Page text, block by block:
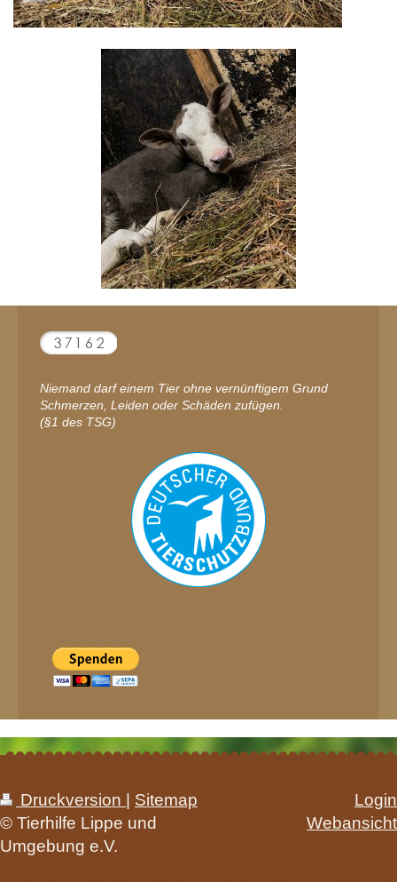
Niemand darf einem Tier ohne vernünftigem Grund
Schmerzen, Leiden oder Schäden zufügen.
(§1 des TSG)
Druckversion | Sitemap
© Tierhilfe Lippe und
Umgebung e.V.
Login
Webansicht